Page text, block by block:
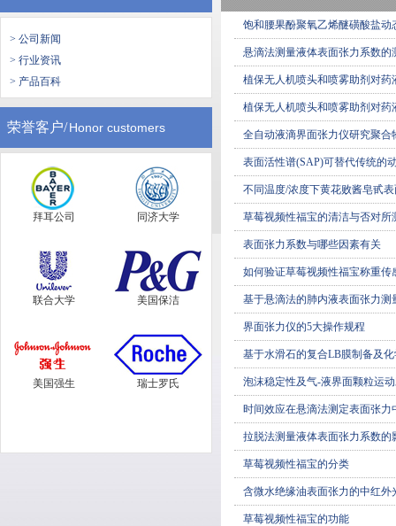
> 公司新闻
> 行业资讯
> 产品百科
荣誉客户/Honor customers
拜耳公司 同济大学
联合大学 美国保洁
美国强生 瑞士罗氏
饱和腰果酚聚氧乙烯醚磺酸盐
悬滴法测量液体表面张力系数的
植保无人机喷头和喷雾助剂对药液
植保无人机喷头和喷雾助剂对药液
全自动液滴界面张力仪研究聚
表面活性谱(SAP)可替代传统的
不同温度/浓度下黄花败酱皂甙
草莓视频性福宝的清洁与否对所
表面张力系数与哪些因素有关
如何验证草莓视频性福宝称重传
基于悬滴法的肺内液表面张力测
界面张力仪的5大操作规程
基于水滑石的复合LB膜制备及化
泡沫稳定性及气-液界面颗粒运
时间效应在悬滴法测定表面张力
拉脱法测量液体表面张力系数的
草莓视频性福宝的分类
含微水绝缘油表面张力的中红外
草莓视频性福宝的功能